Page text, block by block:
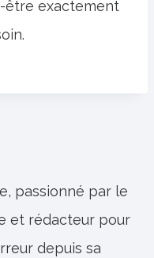
être exactement
passionné par le
et rédacteur pour
depuis sa